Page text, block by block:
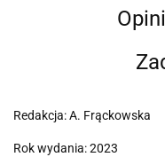
Redakcja: A. Frąckowska
Rok wydania: 2023